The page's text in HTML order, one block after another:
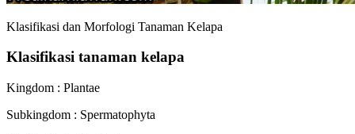
Klasifikasi dan Morfologi Tanaman Kelapa
Klasifikasi tanaman kelapa
Kingdom : Plantae
Subkingdom : Spermatophyta